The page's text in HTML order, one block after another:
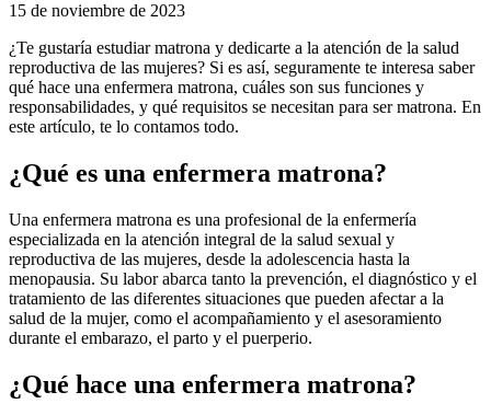
15 de noviembre de 2023
¿Te gustaría estudiar matrona y dedicarte a la atención de la salud
reproductiva de las mujeres? Si es así, seguramente te interesa saber
qué hace una enfermera matrona, cuáles son sus funciones y
responsabilidades, y qué requisitos se necesitan para ser matrona. En
este artículo, te lo contamos todo.
¿Qué es una enfermera matrona?
Una enfermera matrona es una profesional de la enfermería
especializada en la atención integral de la salud sexual y
reproductiva de las mujeres, desde la adolescencia hasta la
menopausia. Su labor abarca tanto la prevención, el diagnóstico y el
tratamiento de las diferentes situaciones que pueden afectar a la
salud de la mujer, como el acompañamiento y el asesoramiento
durante el embarazo, el parto y el puerperio.
¿Qué hace una enfermera matrona?